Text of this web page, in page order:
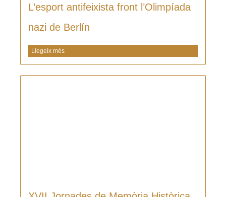
L’esport antifeixista front l’Olimpíada
nazi de Berlín
Llegeix més